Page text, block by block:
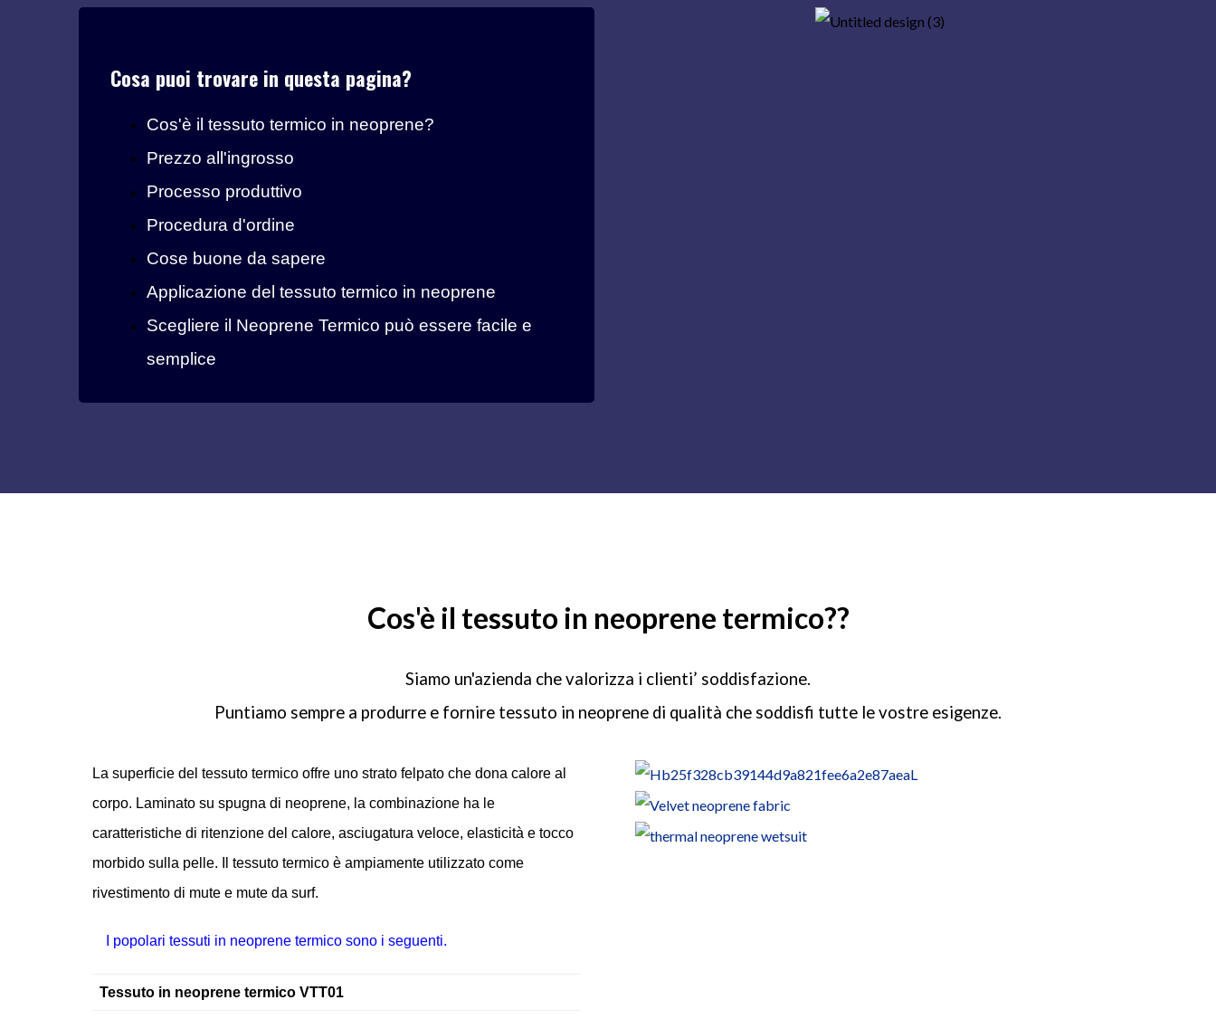
Cosa puoi trovare in questa pagina?
Cos'è il tessuto termico in neoprene?
Prezzo all'ingrosso
Processo produttivo
Procedura d'ordine
Cose buone da sapere
Applicazione del tessuto termico in neoprene
Scegliere il Neoprene Termico può essere facile e
semplice
Cos'è il tessuto in neoprene termico??
Siamo un'azienda che valorizza i clienti’ soddisfazione.
Puntiamo sempre a produrre e fornire tessuto in neoprene di qualità che soddisfi tutte le vostre esigenze.
La superficie del tessuto termico offre uno strato felpato che dona calore al
corpo. Laminato su spugna di neoprene, la combinazione ha le
caratteristiche di ritenzione del calore, asciugatura veloce, elasticità e tocco
morbido sulla pelle. Il tessuto termico è ampiamente utilizzato come
rivestimento di mute e mute da surf.
I popolari tessuti in neoprene termico sono i seguenti.
Tessuto in neoprene termico VTT01